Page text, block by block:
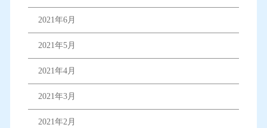
2021年6月
2021年5月
2021年4月
2021年3月
2021年2月